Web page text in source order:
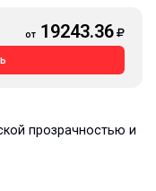
от 19243.36
прозрачностью и